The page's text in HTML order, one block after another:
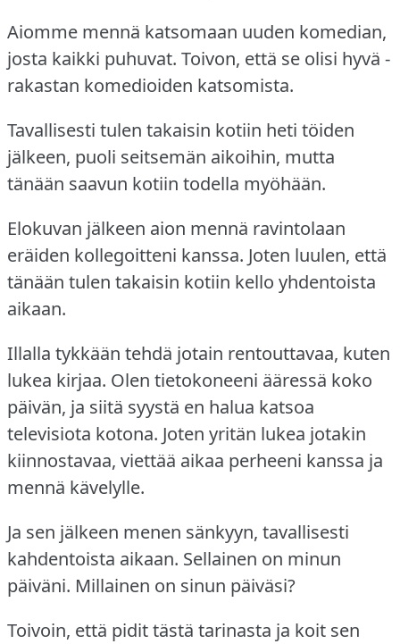
Aiomme mennä katsomaan uuden komedian,
josta kaikki puhuvat. Toivon, että se olisi hyvä -
rakastan komedioiden katsomista.
Tavallisesti tulen takaisin kotiin heti töiden
jälkeen, puoli seitsemän aikoihin, mutta
tänään saavun kotiin todella myöhään.
Elokuvan jälkeen aion mennä ravintolaan
eräiden kollegoitteni kanssa. Joten luulen, että
tänään tulen takaisin kotiin kello yhdentoista
aikaan.
Illalla tykkään tehdä jotain rentouttavaa, kuten
lukea kirjaa. Olen tietokoneeni ääressä koko
päivän, ja siitä syystä en halua katsoa
televisiota kotona. Joten yritän lukea jotakin
kiinnostavaa, viettää aikaa perheeni kanssa ja
mennä kävelylle.
Ja sen jälkeen menen sänkyyn, tavallisesti
kahdentoista aikaan. Sellainen on minun
päiväni. Millainen on sinun päiväsi?
Toivoin, että pidit tästä tarinasta ja koit sen